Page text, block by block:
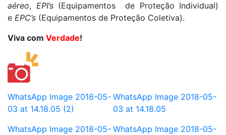
aéreo, EPI’s(Equipamentos de Proteção Individual)
e EPC’s (Equipamentos de Proteção Coletiva).
Viva com Verdade!
WhatsApp Image 2018-05-
03 at 14.18.05 (2)
WhatsApp Image 2018-05-
03 at 14.18.05
WhatsApp Image 2018-05- WhatsApp Image 2018-05-